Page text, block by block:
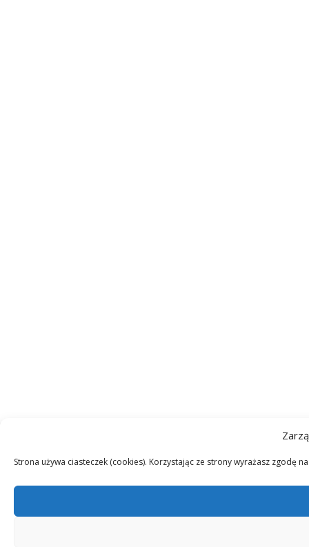
Strona używa ciasteczek (cookies). Korzystając ze strony wyrażasz zgodę